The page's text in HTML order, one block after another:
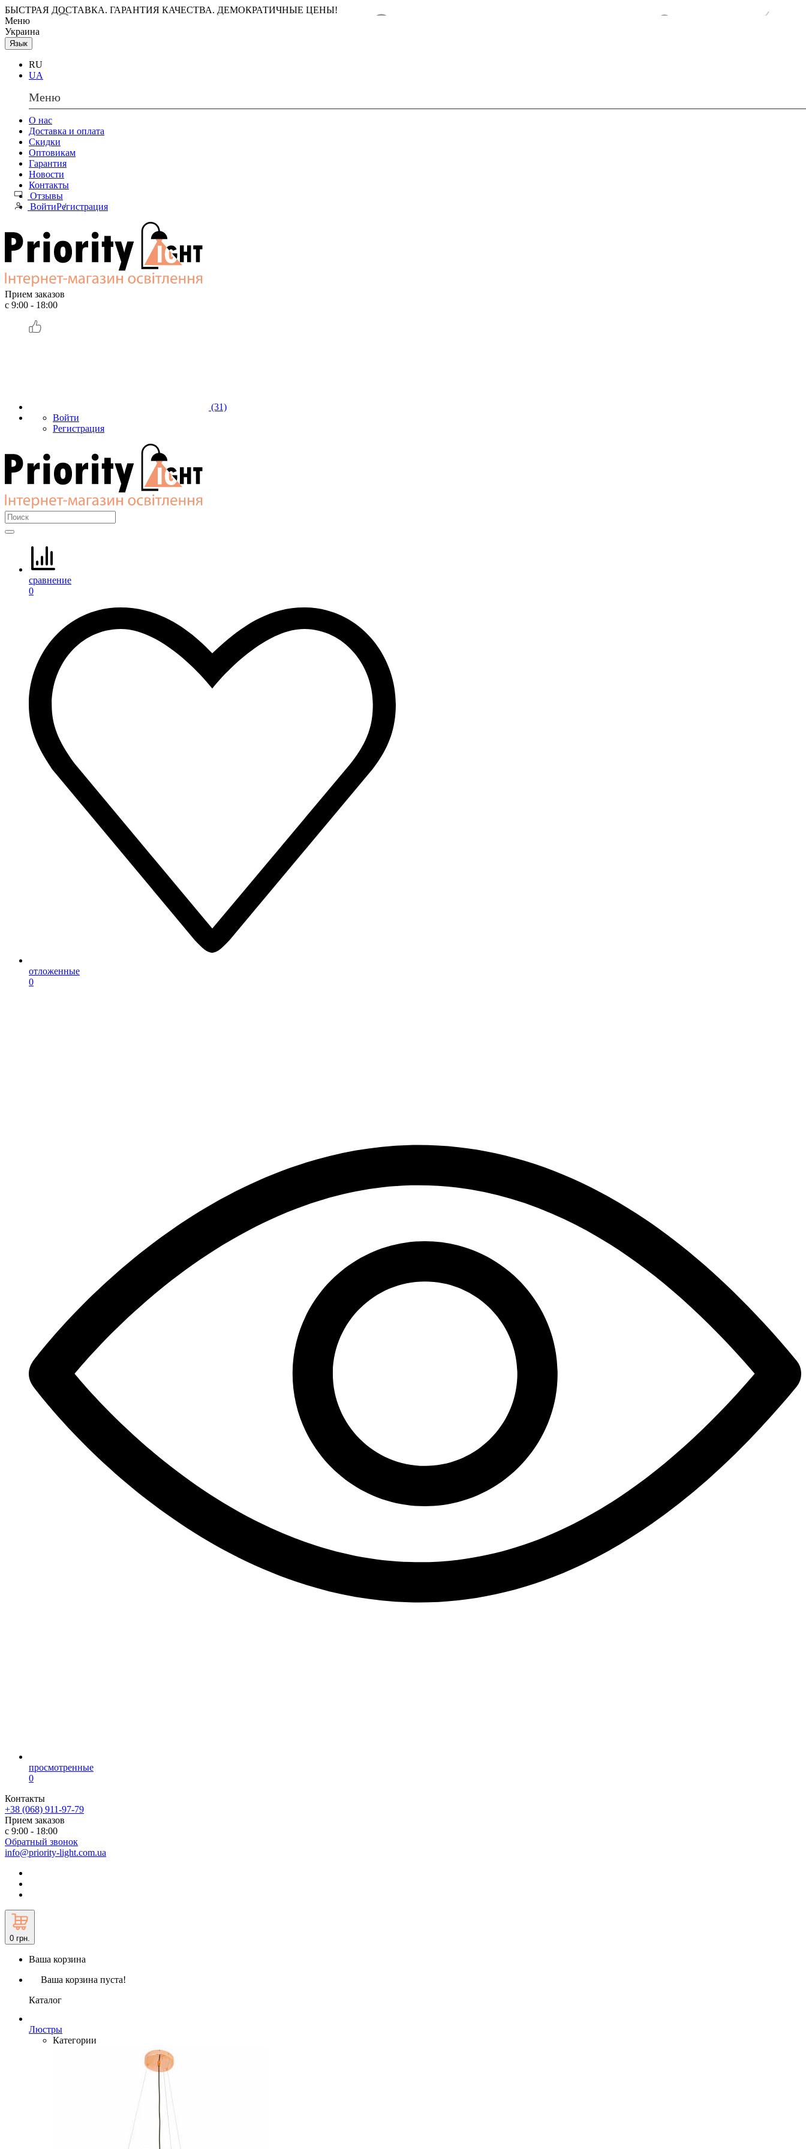
БЫСТРАЯ ДОСТАВКА. ГАРАНТИЯ КАЧЕСТВА. ДЕМОКРАТИЧНЫЕ ЦЕНЫ!
Меню
Украина
Язык
RU
UA
Меню
О нас
Доставка и оплата
Скидки
Оптовикам
Гарантия
Новости
Контакты
Отзывы
Войти /
Регистрация
Прием заказов
с 9:00 - 18:00
(31)
Войти
Регистрация
сравнение
0
отложенные
0
просмотренные
0
Контакты
+38 (068) 911-97-79
Прием заказов
с 9:00 - 18:00
Обратный звонок
info@priority-light.com.ua
0 грн.
Ваша корзина
Ваша корзина пуста!
Каталог
Люстры
Категории